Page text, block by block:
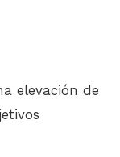
elevación de